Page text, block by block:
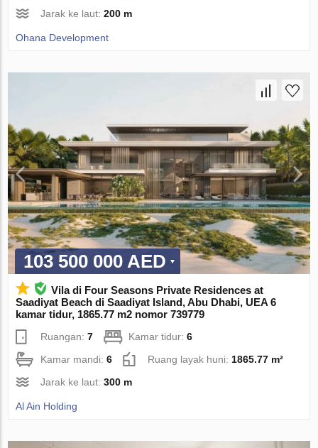
Jarak ke laut:200 m
Ohana Development
103 500 000 AED
Vila di Four Seasons Private Residences at
Saadiyat Beach di Saadiyat Island, Abu Dhabi, UEA 6
kamar tidur, 1865.77 m2 nomor 739779
Ruangan:7 Kamar tidur:6
Kamar mandi:6 Ruang layak huni: 1865.77 m²
Jarak ke laut:300 m
Al Ain Holding